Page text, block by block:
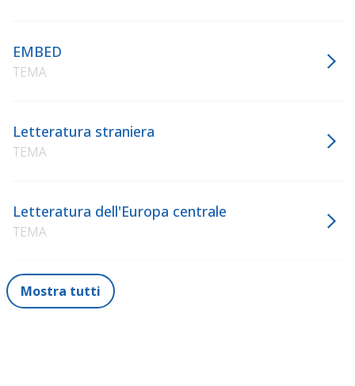
EMBED
TEMA
Letteratura straniera
TEMA
Letteratura dell'Europa centrale
TEMA
Mostra tutti